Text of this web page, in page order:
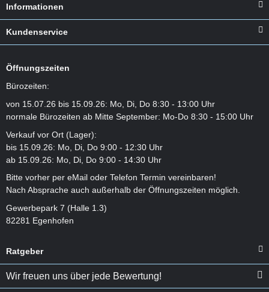
Informationen
Kundenservice
Öffnungszeiten
Bürozeiten:
von 15.07.26 bis 15.09.26: Mo, Di, Do 8:30 - 13:00 Uhr
normale Bürozeiten ab Mitte September: Mo-Do 8:30 - 15:00 Uhr
Verkauf vor Ort (Lager):
bis 15.09.26: Mo, Di, Do 9:00 - 12:30 Uhr
ab 15.09.26: Mo, Di, Do 9:00 - 14:30 Uhr
Bitte vorher per eMail oder Telefon Termin vereinbaren!
Nach Absprache auch außerhalb der Öffnungszeiten möglich.
Gewerbepark 7 (Halle 1.3)
82281 Egenhofen
Ratgeber
Wir freuen uns über jede Bewertung!